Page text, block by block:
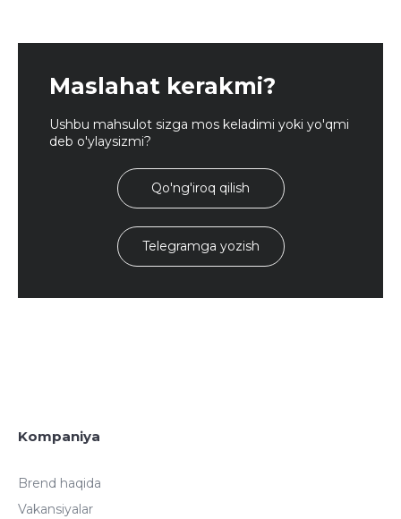
Maslahat kerakmi?
Ushbu mahsulot sizga mos keladimi yoki yo'qmi
deb o'ylaysizmi?
Qo'ng'iroq qilish
Telegramga yozish
Kompaniya
Brend haqida
Vakansiyalar